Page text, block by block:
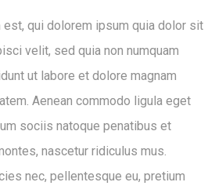
est, qui dolorem ipsum quia dolor sit
velit, sed quia non numquam
ut labore et dolore magnam
Aenean commodo ligula eget
sociis natoque penatibus et
nascetur ridiculus mus.
nec, pellentesque eu, pretium